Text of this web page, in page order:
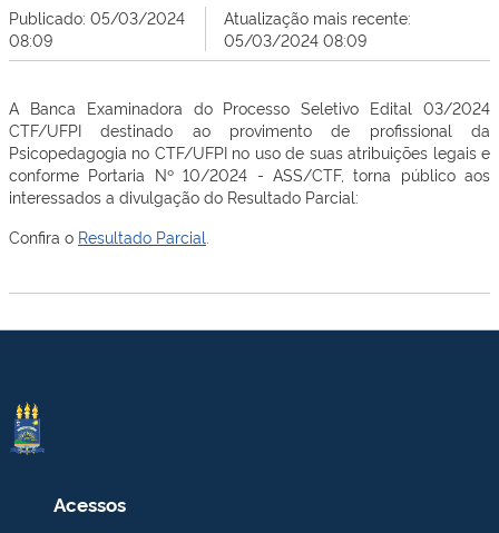
Publicado: 05/03/2024
08:09
Atualização mais recente:
05/03/2024 08:09
A Banca Examinadora do Processo Seletivo Edital 03/2024
CTF/UFPI destinado ao provimento de profissional da
Psicopedagogia no CTF/UFPI no uso de suas atribuições legais e
conforme Portaria Nº 10/2024 - ASS/CTF, torna público aos
interessados a divulgação do Resultado Parcial:
Confira o Resultado Parcial
Acessos